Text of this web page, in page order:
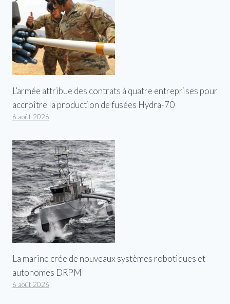
L’armée attribue des contrats à quatre entreprises pour
accroître la production de fusées Hydra-70
6 août 2026
La marine crée de nouveaux systèmes robotiques et
autonomes DRPM
6 août 2026